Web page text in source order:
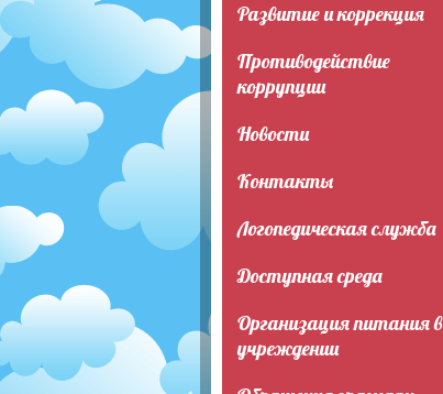
Развитие и коррекция
Противодействие
коррупции
Новости
Контакты
Логопедическая служба
Доступная среда
Организация питания в
учреждении